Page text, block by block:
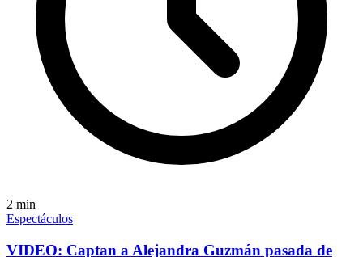
2 min
Espectáculos
VIDEO: Captan a Alejandra Guzmán pasada de